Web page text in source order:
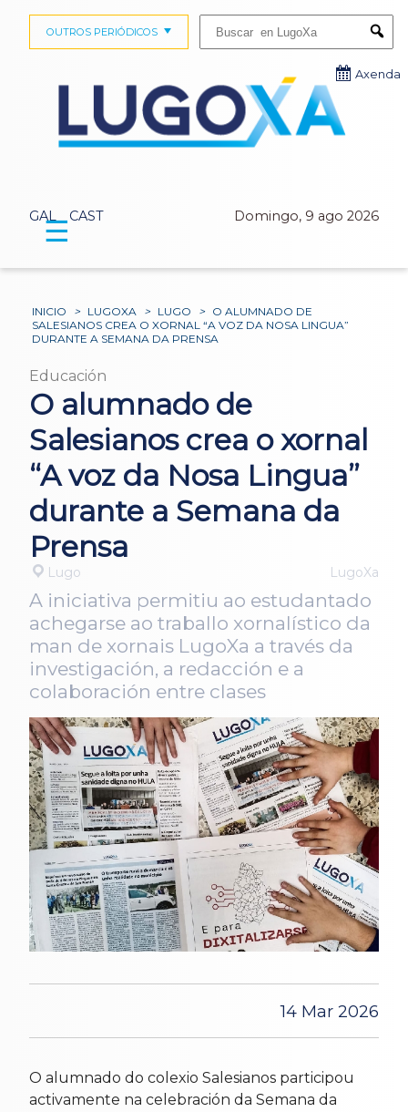
GAL CAST Domingo, 9 ago 2026
OUTROS PERIÓDICOS
Axenda
☰
INICIO > LUGOXA > LUGO > O ALUMNADO DE
SALESIANOS CREA O XORNAL “A VOZ DA NOSA LINGUA”
DURANTE A SEMANA DA PRENSA
Educación
O alumnado de
Salesianos crea o xornal
“A voz da Nosa Lingua”
durante a Semana da
Prensa
Lugo LugoXa
A iniciativa permitiu ao estudantado
achegarse ao traballo xornalístico da
man de xornais LugoXa a través da
investigación, a redacción e a
colaboración entre clases
14 Mar 2026
O alumnado do colexio Salesianos participou
activamente na celebración da Semana da